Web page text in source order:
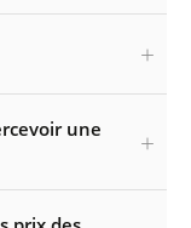
une